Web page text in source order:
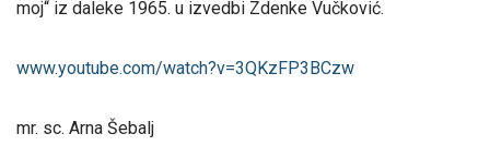
moj“ iz daleke 1965. u izvedbi Zdenke Vučković.
www.youtube.com/watch?v=3QKzFP3BCzw
mr. sc. Arna Šebalj